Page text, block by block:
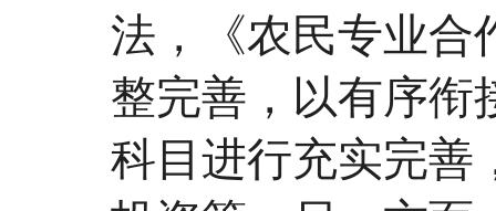
法，《农民专业合
整完善，以有序衔
科目进行充实完善